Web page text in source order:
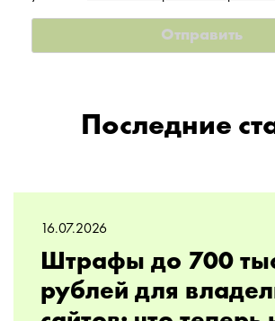
Последние
16.07.2026
Штрафы до 700
рублей для